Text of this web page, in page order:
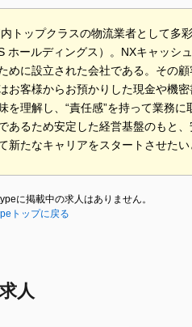
トップクラスの物流業者として多
ホールディングス）。NXキャッシ
めに設立された会社である。その
お客様からお預かりした現金や機
を理解し、“責任感”を持って業務
あるため安定した経営基盤のもと
新たなキャリアをスタートさせた
に掲載中の求人はありません。
トップに戻る
人